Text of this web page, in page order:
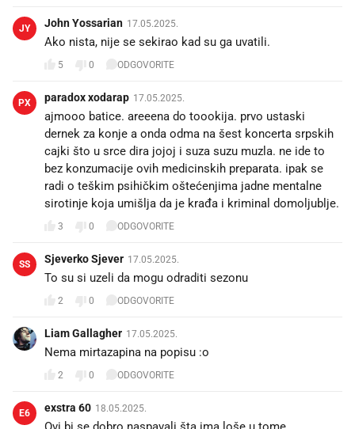
JY John Yossarian 17.05.2025.
Ako nista, nije se sekirao kad su ga uvatili.
5 0 ODGOVORITE
PX paradox xodarap 17.05.2025.
ajmooo batice. areeena do toookija. prvo ustaski
dernek za konje a onda odma na šest koncerta srpskih
cajki što u srce dira jojoj i suza suzu muzla. ne ide to
bez konzumacije ovih medicinskih preparata. ipak se
radi o teškim psihičkim oštećenjima jadne mentalne
sirotinje koja umišlja da je krađa i kriminal domoljublje.
3 0 ODGOVORITE
SS Sjeverko Sjever 17.05.2025.
To su si uzeli da mogu odraditi sezonu
2 0 ODGOVORITE
Liam Gallagher 17.05.2025.
Nema mirtazapina na popisu :o
2 0 ODGOVORITE
E6 exstra 60 18.05.2025.